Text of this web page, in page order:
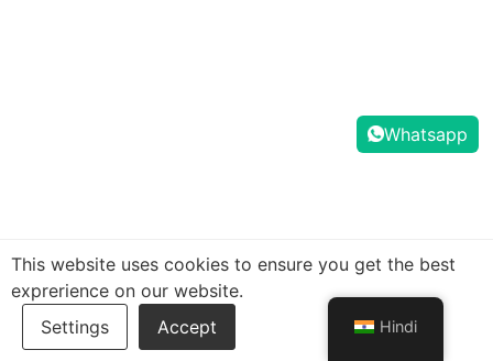
Whatsapp
Hindi
This website uses cookies to ensure you get the best
exprerience on our website.